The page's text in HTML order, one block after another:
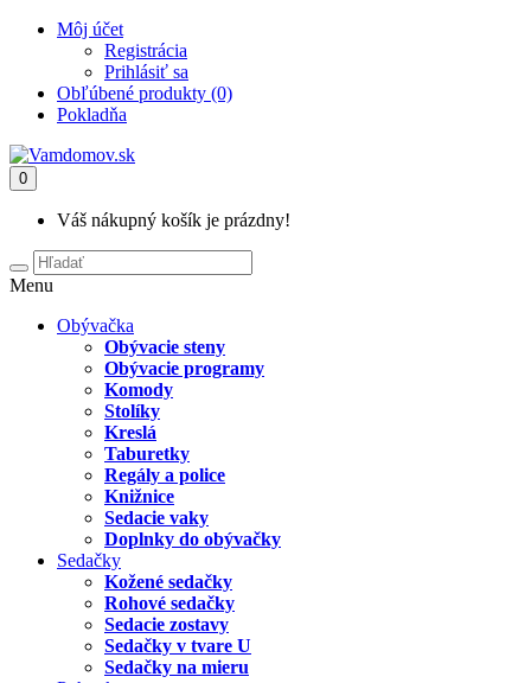
Môj účet
Registrácia
Prihlásiť sa
Obľúbené produkty (0)
Pokladňa
0
Váš nákupný košík je prázdny!
Menu
Obývačka
Obývacie steny
Obývacie programy
Komody
Stolíky
Kreslá
Taburetky
Regály a police
Knižnice
Sedacie vaky
Doplnky do obývačky
Sedačky
Kožené sedačky
Rohové sedačky
Sedacie zostavy
Sedačky v tvare U
Sedačky na mieru